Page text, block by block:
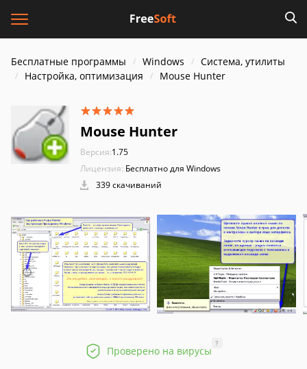
Бесплатные программы Windows
Система, утилиты
Настройка, оптимизация
Mouse Hunter
Mouse Hunter
Версия:1.75
Лицензия: Бесплатно для Windows
339 скачиваний
Проверено на вирусы
?